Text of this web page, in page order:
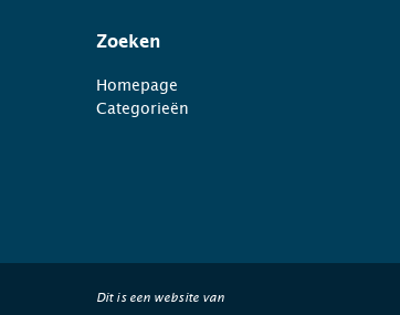
Zoeken
Homepage
Categorieën
Dit is een website van